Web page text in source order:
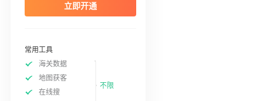
立即开通
常用工具
海关数据
地图获客
在线搜
不限